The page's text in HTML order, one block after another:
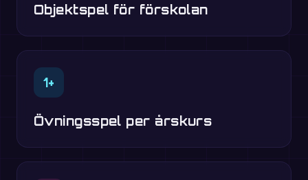
Objektspel för förskolan
1+
Övningsspel per årskurs